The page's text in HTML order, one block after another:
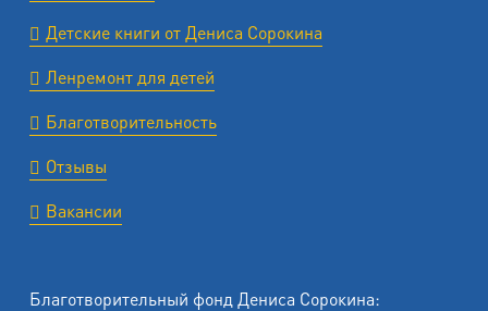
Детские книги от Дениса Сорокина
Ленремонт для детей
Благотворительность
Отзывы
Вакансии
Благотворительный фонд Дениса Сорокина: